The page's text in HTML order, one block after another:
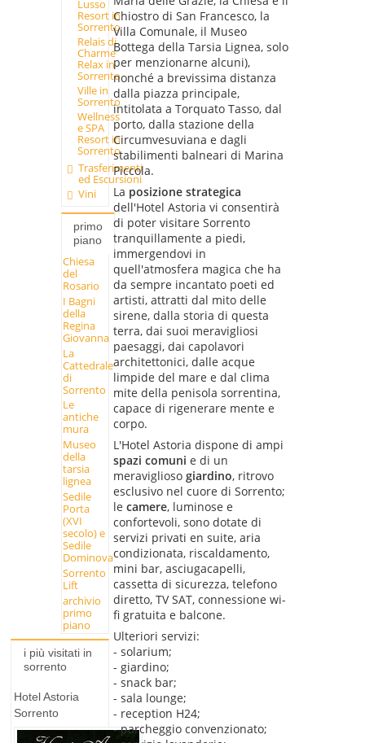
Lusso
Resort in
Sorrento
Relais di
Charme
Relax in
Sorrento
Ville in
Sorrento
Wellness
e SPA
Resort in
Sorrento
Trasferimenti
ed Escursioni
Vini
primo
piano
Chiesa
del
Rosario
I Bagni
della
Regina
Giovanna
La
Cattedrale
di
Sorrento
Le
antiche
mura
Museo
della
tarsia
lignea
Sedile
Porta
(XVI
secolo) e
Sedile
Dominova
Sorrento
Lift
archivio
primo
piano
i più visitati in
sorrento
Hotel Astoria
Sorrento
Chiostro di San Francesco, la
Villa Comunale, il Museo
Bottega della Tarsia Lignea, solo
per menzionarne alcuni),
nonché a brevissima distanza
dalla piazza principale,
intitolata a Torquato Tasso, dal
porto, dalla stazione della
Circumvesuviana e dagli
stabilimenti balneari di Marina
Piccola.
La posizione strategica
dell'Hotel Astoria vi consentirà
di poter visitare Sorrento
tranquillamente a piedi,
immergendovi in
quell'atmosfera magica che ha
da sempre incantato poeti ed
artisti, attratti dal mito delle
sirene, dalla storia di questa
terra, dai suoi meravigliosi
paesaggi, dai capolavori
architettonici, dalle acque
limpide del mare e dal clima
mite della penisola sorrentina,
capace di rigenerare mente e
corpo.
L'Hotel Astoria dispone di ampi
spazi comuni e di un
meraviglioso giardino, ritrovo
esclusivo nel cuore di Sorrento;
le camere, luminose e
confortevoli, sono dotate di
servizi privati en suite, aria
condizionata, riscaldamento,
mini bar, asciugacapelli,
cassetta di sicurezza, telefono
diretto, TV SAT, connessione wi-
fi gratuita e balcone.
Ulteriori servizi:
- solarium;
- giardino;
- snack bar;
- sala lounge;
- reception H24;
- parcheggio convenzionato;